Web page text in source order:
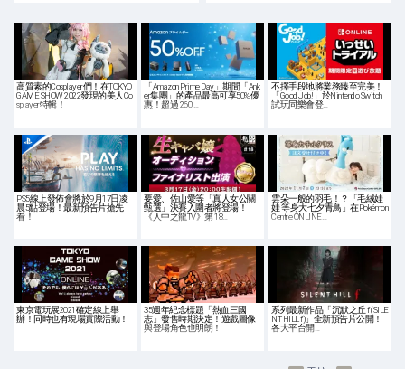
高質素的Cosplayer們！在TOKYO
GAME SHOW 2022發現的美人Co
splayer特輯！
「Amazon Prime Day」期間「Ank
er集團」的產品最高可享50%優
惠！超過 260 …
不擇手段地將業務臻至完美！
「Good Job!」於Nintendo Switch
試玩同樂會登…
PS5線上發佈會將於9月17日凌
晨5點登場！最新預告片搶先
看！
要愛、佐山愛等「真人女公關
甄選」決賽入圍者將登場！
《人中之龍TV》第 18…
雲朵一般的羽毛！？「毛絨娃
娃 等身大七夕青鳥」在Pokémon
Centre ONLINE…
東京電玩展2021確定線上舉
辦！同時也有現場實際活動！
35週年紀念標題「熱血三國
志」發售時期決定！遊戲圖像
與登場角色也明朗！
系列最新作品「沉默之丘 f (SILE
NT HILL f)」全新預告片公開！
各大平台開…